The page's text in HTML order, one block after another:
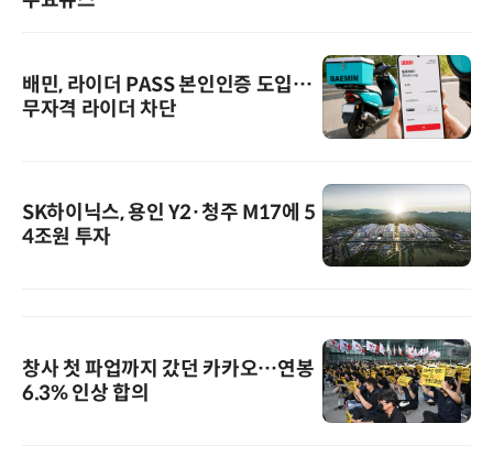
배민, 라이더 PASS 본인인증 도입…
무자격 라이더 차단
SK하이닉스, 용인 Y2·청주 M17에 5
4조원 투자
창사 첫 파업까지 갔던 카카오…연봉
6.3% 인상 합의